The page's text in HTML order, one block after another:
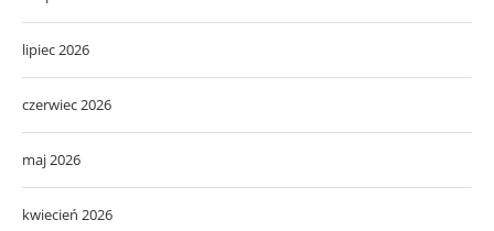
lipiec 2026
czerwiec 2026
maj 2026
kwiecień 2026